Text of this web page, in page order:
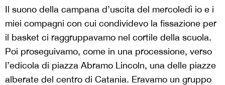
Il suono della campana d’uscita del mercoledì io e i
miei compagni con cui condividevo la fissazione per
il basket ci raggruppavamo nel cortile della scuola.
Poi proseguivamo, come in una processione, verso
l’edicola di piazza Abramo Lincoln, una delle piazze
alberate del centro di Catania. Eravamo un gruppo